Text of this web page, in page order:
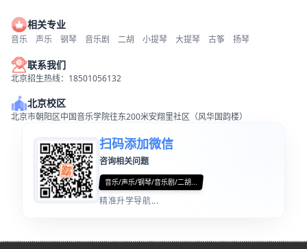
相关专业
音乐 声乐 钢琴 音乐剧 二胡 小提琴 大提琴 古筝 扬琴
联系我们
北京招生热线：18501056132
北京校区
北京市朝阳区中国音乐学院往东200米安翔里社区（风华国韵楼）
扫码添加微信
咨询相关问题
音乐/声乐/钢琴/音乐剧/二胡...
精准升学导航...